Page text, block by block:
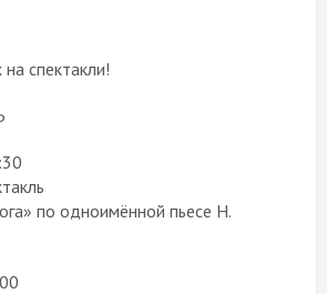
спектакли!
по одноимённой пьесе Н.